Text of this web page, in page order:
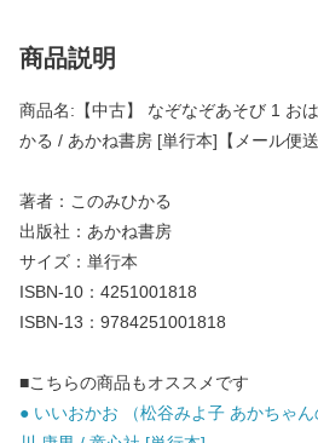
商品説明
商品名:【中古】 なぞなぞあそび 1 お
かる / あかね書房 [単行本]【メール便送
著者：このみひかる
出版社：あかね書房
サイズ：単行本
ISBN-10：4251001818
ISBN-13：9784251001818
■こちらの商品もオススメです
● いいおかお （松谷みよ子 あかちゃ